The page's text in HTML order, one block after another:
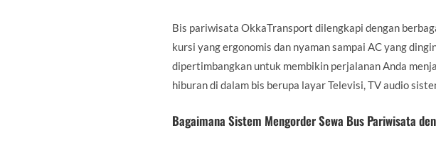
Bis pariwisata OkkaTransport dilengkapi dengan
kursi yang ergonomis dan nyaman sampai AC yang
dipertimbangkan untuk membikin perjalanan Anda
hiburan di dalam bis berupa layar Televisi, TV audio
Bagaimana Sistem Mengorder Sewa Bus Pariwisata